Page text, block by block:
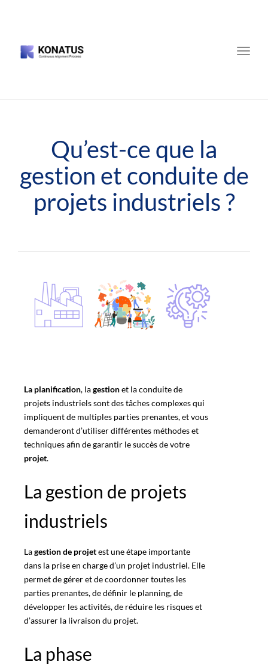
Toggle
Qu’est-ce que la
gestion et conduite de
projets industriels ?
La planification, lagestionet la conduite de
projets industriels sont des tâches complexes qui
impliquent de multiples parties prenantes, et vous
demanderont d’utiliser différentes méthodes et
techniques afin de garantir le succès de votre
projet.
La gestion de projets
industriels
Lagestion de projetest une étape importante
dans la prise en charge d’un projet industriel. Elle
permet de gérer et de coordonner toutes les
parties prenantes, de définir le planning, de
développer les activités, de réduire les risques et
d’assurer la livraison du projet.
La phase